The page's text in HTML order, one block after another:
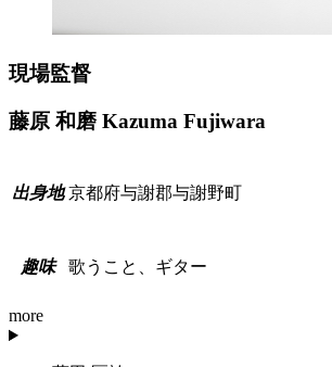
現場監督
藤原 和磨 Kazuma Fujiwara
出身地 京都府与謝郡与謝野町
趣味 歌うこと、ギター
more